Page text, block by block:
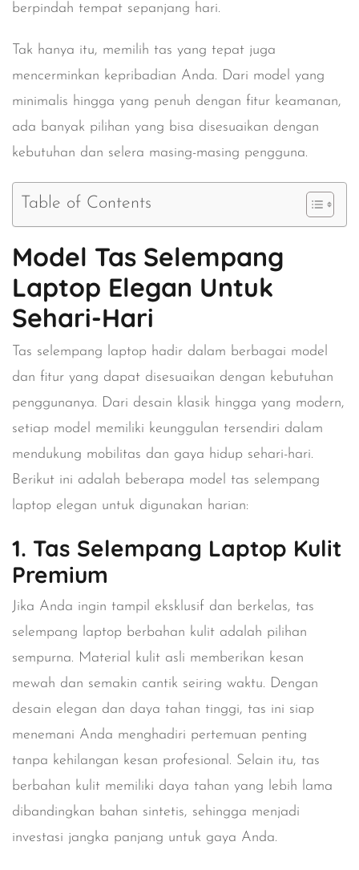
berpindah tempat sepanjang hari.
Tak hanya itu, memilih tas yang tepat juga
mencerminkan kepribadian Anda. Dari model yang
minimalis hingga yang penuh dengan fitur keamanan,
ada banyak pilihan yang bisa disesuaikan dengan
kebutuhan dan selera masing-masing pengguna.
Table of Contents
Model Tas Selempang
Laptop Elegan Untuk
Sehari-Hari
Tas selempang laptop hadir dalam berbagai model
dan fitur yang dapat disesuaikan dengan kebutuhan
penggunanya. Dari desain klasik hingga yang modern,
setiap model memiliki keunggulan tersendiri dalam
mendukung mobilitas dan gaya hidup sehari-hari.
Berikut ini adalah beberapa model tas selempang
laptop elegan untuk digunakan harian:
1. Tas Selempang Laptop Kulit
Premium
Jika Anda ingin tampil eksklusif dan berkelas, tas
selempang laptop berbahan kulit adalah pilihan
sempurna. Material kulit asli memberikan kesan
mewah dan semakin cantik seiring waktu. Dengan
desain elegan dan daya tahan tinggi, tas ini siap
menemani Anda menghadiri pertemuan penting
tanpa kehilangan kesan profesional. Selain itu, tas
berbahan kulit memiliki daya tahan yang lebih lama
dibandingkan bahan sintetis, sehingga menjadi
investasi jangka panjang untuk gaya Anda.